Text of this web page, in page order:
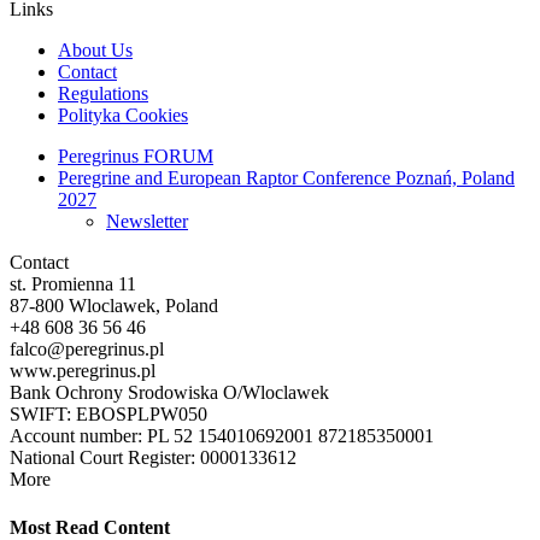
Links
About Us
Contact
Regulations
Polityka Cookies
Peregrinus FORUM
Peregrine and European Raptor Conference Poznań, Poland
2027
Newsletter
Contact
st. Promienna 11
87-800 Wloclawek, Poland
+48 608 36 56 46
falco@peregrinus.pl
www.peregrinus.pl
Bank Ochrony Srodowiska O/Wloclawek
SWIFT: EBOSPLPW050
Account number: PL 52 154010692001 872185350001
National Court Register: 0000133612
More
Most Read Content